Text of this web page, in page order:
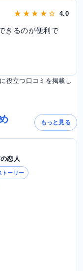
★ ★ ★ ★ ☆ 4.0
きるのが便利で
役立つ口コミを掲載し
もっと見る